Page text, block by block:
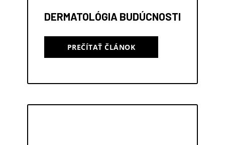
DERMATOLÓGIA BUDÚCNOSTI
PREČÍTAŤ ČLÁNOK